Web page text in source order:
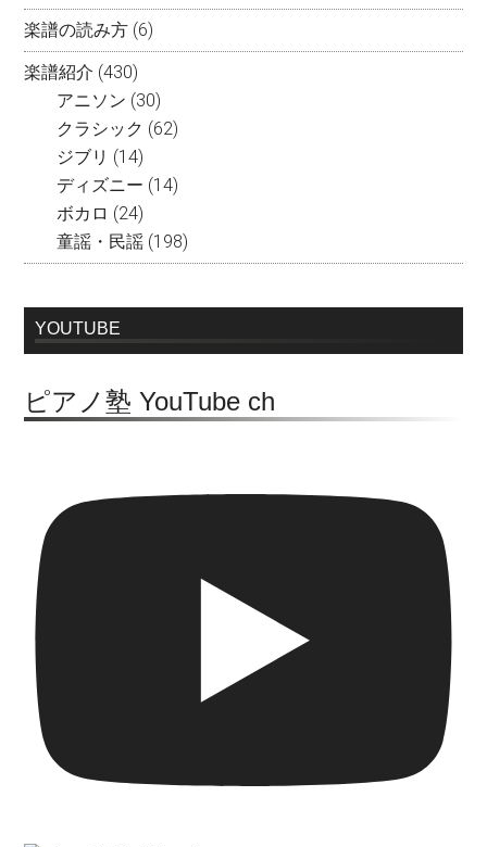
楽譜の読み方 (6)
楽譜紹介 (430)
アニソン (30)
クラシック (62)
ジブリ (14)
ディズニー (14)
ボカロ (24)
童謡・民謡 (198)
YOUTUBE
ピアノ塾 YouTube ch